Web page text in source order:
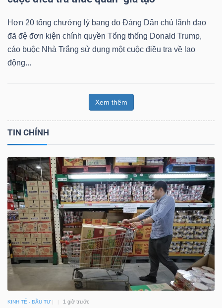
Hơn 20 tổng chưởng lý bang do Đảng Dân chủ lãnh đạo
đã đệ đơn kiện chính quyền Tổng thống Donald Trump,
cáo buộc Nhà Trắng sử dụng một cuộc điều tra về lao
động...
Xem thêm
TIN CHÍNH
KINH TẾ - ĐẦU TƯ 1 giờ trước